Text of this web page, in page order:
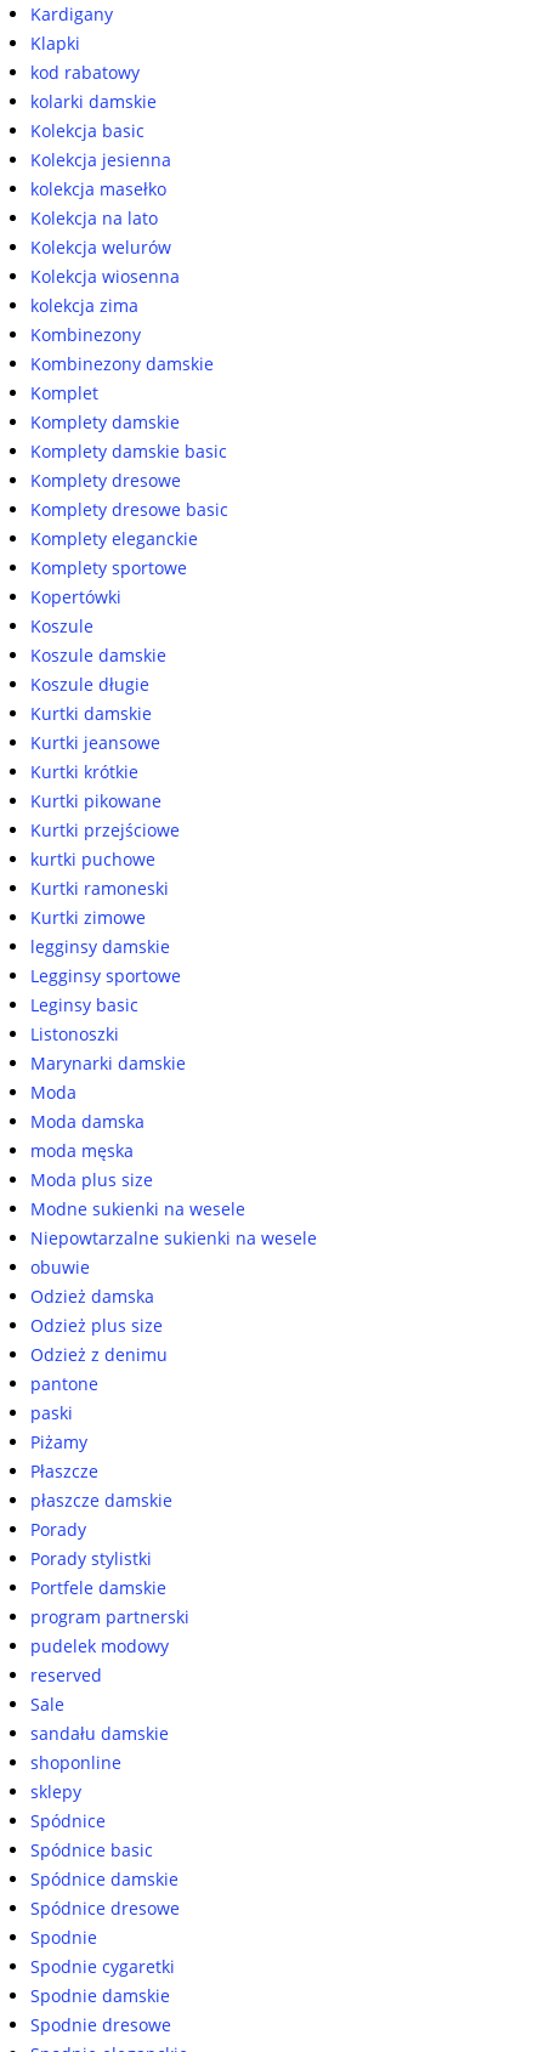
Kardigany
Klapki
kod rabatowy
kolarki damskie
Kolekcja basic
Kolekcja jesienna
kolekcja masełko
Kolekcja na lato
Kolekcja welurów
Kolekcja wiosenna
kolekcja zima
Kombinezony
Kombinezony damskie
Komplet
Komplety damskie
Komplety damskie basic
Komplety dresowe
Komplety dresowe basic
Komplety eleganckie
Komplety sportowe
Kopertówki
Koszule
Koszule damskie
Koszule długie
Kurtki damskie
Kurtki jeansowe
Kurtki krótkie
Kurtki pikowane
Kurtki przejściowe
kurtki puchowe
Kurtki ramoneski
Kurtki zimowe
legginsy damskie
Legginsy sportowe
Leginsy basic
Listonoszki
Marynarki damskie
Moda
Moda damska
moda męska
Moda plus size
Modne sukienki na wesele
Niepowtarzalne sukienki na wesele
obuwie
Odzież damska
Odzież plus size
Odzież z denimu
pantone
paski
Piżamy
Płaszcze
płaszcze damskie
Porady
Porady stylistki
Portfele damskie
program partnerski
pudelek modowy
reserved
Sale
sandału damskie
shoponline
sklepy
Spódnice
Spódnice basic
Spódnice damskie
Spódnice dresowe
Spodnie
Spodnie cygaretki
Spodnie damskie
Spodnie dresowe